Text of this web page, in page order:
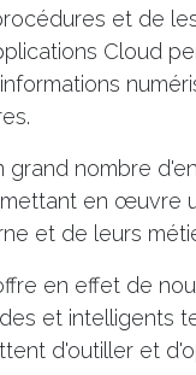
et de
Cloud
grand nombre
en œuvre
et de leurs
en effet de
et intelligents
d'outiller et